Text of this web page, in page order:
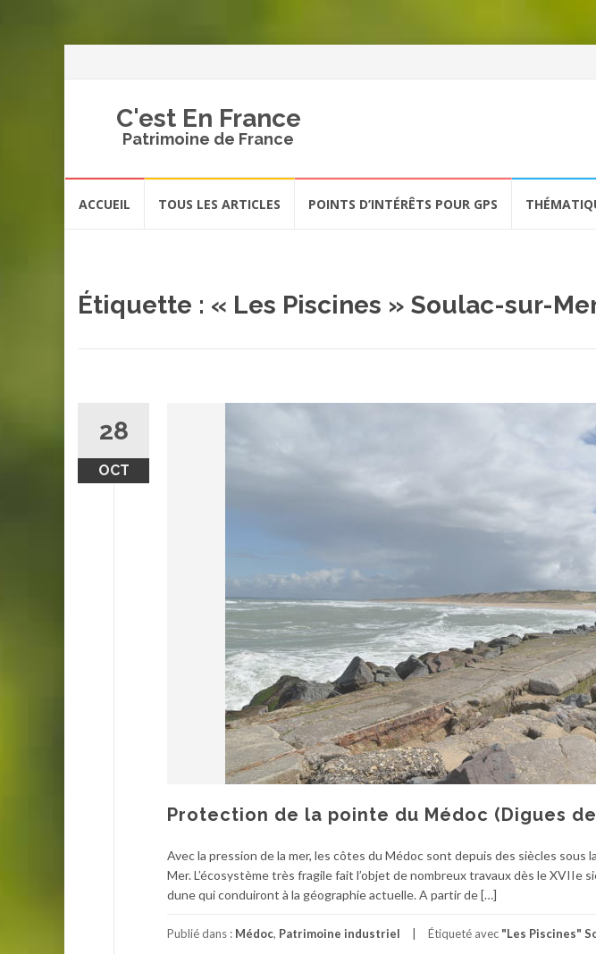
C'est En France
Patrimoine de France
ACCUEIL TOUS LES ARTICLES POINTS D’INTÉRÊTS POUR GPS
Étiquette : « Les Piscines » Soulac-sur-
28
OCT
Protection de la pointe du Médoc (Digues
Avec la pression de la mer, les côtes du Médoc sont depuis des siècles sous
Mer. L’écosystème très fragile fait l’objet de nombreux travaux dès le XVIIe
dune qui conduiront à la géographie actuelle. A partir de […]
Publié dans : Médoc, Patrimoine industriel Étiqueté avec "Les Piscines"